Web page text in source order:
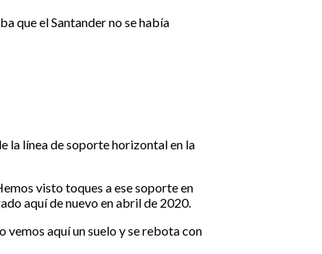
que el Santander no se había
la línea de soporte horizontal en la
visto toques a ese soporte en
aquí de nuevo en abril de 2020.
vemos aquí un suelo y se rebota con